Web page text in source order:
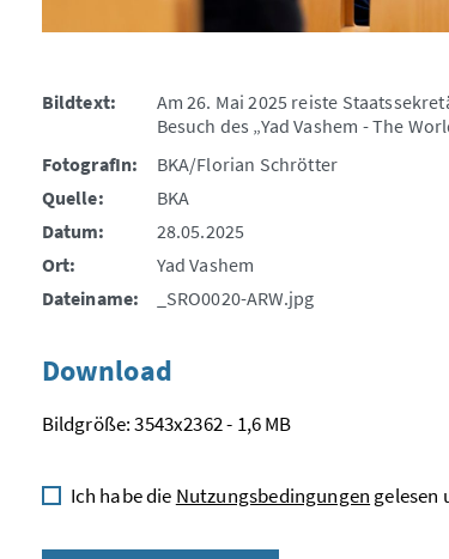
Bildtext:
Am 26. Mai 2025 reiste
Besuch des „Yad Vashem - The
FotografIn:
BKA/Florian Schrötter
Quelle:
BKA
Datum:
28.05.2025
Ort:
Yad Vashem
Dateiname:
_SRO0020-ARW.jpg
Download
Bildgröße: 3543x2362 - 1,6 MB
Ich habe die Nutzungsbedingungen gelesen